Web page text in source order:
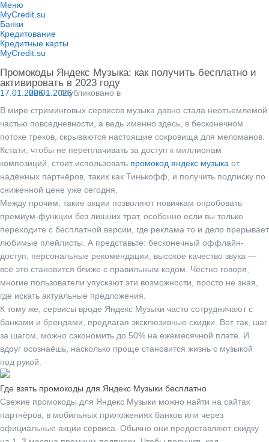
Перейти
к
содержимому
Меню
MyCredit.su
Банки
Кредитование
Кредитные карты
MyCredit.su
Промокоды Яндекс Музыка: как получить бесплатно и
активировать в 2023 году
Опубликовано в
17.01.202620.01.2026
В мире стриминговых сервисов музыка давно стала неотъемлемой
частью повседневности, а ведь именно здесь, в бесконечном
потоке треков, скрываются настоящие сокровища для меломанов.
Кстати, чтобы не переплачивать за доступ к миллионам
композиций, стоит использовать промокод яндекс музыка от
надёжных партнёров, таких как Тинькофф, и получить подписку по
сниженной цене уже сегодня.
Между прочим, такие акции позволяют новичкам опробовать
премиум-функции без лишних трат, особенно если вы только
переходите с бесплатной версии, где реклама то и дело прерывает
любимые плейлисты. А представьте: бесконечный оффлайн-
доступ, персональные рекомендации, высокое качество звука —
всё это становится ближе с правильным кодом. Честно говоря,
многие пользователи упускают эти возможности, просто не зная,
где искать актуальные предложения.
К тому же, сервисы вроде Яндекс Музыки часто сотрудничают с
банками и брендами, предлагая эксклюзивные скидки. Вот так, шаг
за шагом, можно сэкономить до 50% на ежемесячной плате. И
вдруг осознаёшь, насколько проще становится жизнь с музыкой
под рукой.
Где взять промокоды для Яндекс Музыки бесплатно
Свежие промокоды для Яндекс Музыки можно найти на сайтах
партнёров, в мобильных приложениях банков или через
официальные акции сервиса. Обычно они предоставляют скидку